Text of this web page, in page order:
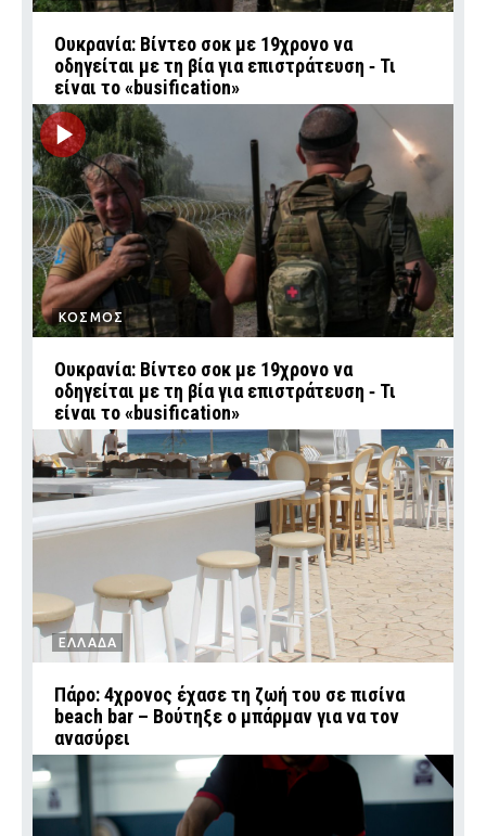
Ουκρανία: Βίντεο σοκ με 19χρονο να
οδηγείται με τη βία για επιστράτευση ‑ Τι
είναι το «busification»
ΚΟΣΜΟΣ
Ουκρανία: Βίντεο σοκ με 19χρονο να
οδηγείται με τη βία για επιστράτευση ‑ Τι
είναι το «busification»
ΕΛΛΑΔΑ
Πάρο: 4χρονος έχασε τη ζωή του σε πισίνα
beach bar – Βούτηξε ο μπάρμαν για να τον
ανασύρει